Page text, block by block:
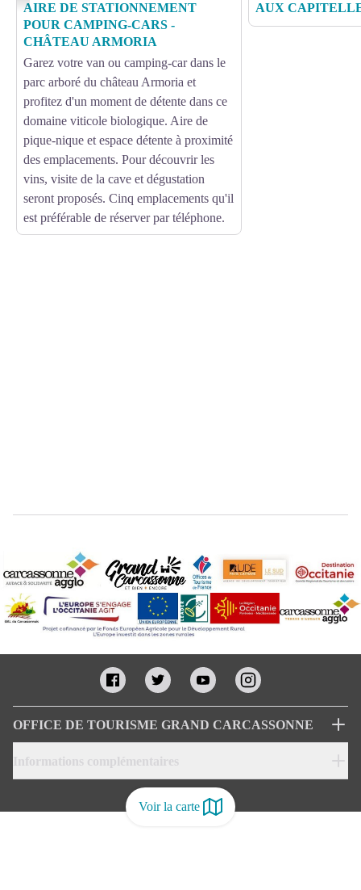
Voir la carte
AIRE DE STATIONNEMENT
POUR CAMPING-CARS -
CHÂTEAU ARMORIA
Garez votre van ou camping-car dans le
parc arboré du château Armoria et
profitez d'un moment de détente dans ce
domaine viticole biologique. Aire de
pique-nique et espace détente à proximité
des emplacements. Pour découvrir les
vins, visite de la cave et dégustation
seront proposés. Cinq emplacements qu'il
est préférable de réserver par téléphone.
AUX
OFFICE DE TOURISME GRAND CARCASSONNE
Informations complémentaires